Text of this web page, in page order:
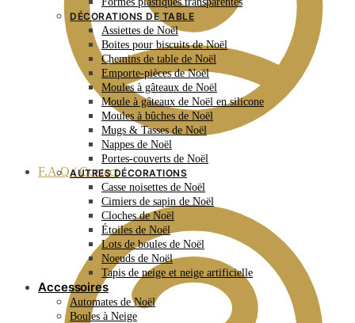
F.A.Q / Contact
DÉCORATIONS DE TABLE
Assiettes de Noël
Boites pour biscuits de Noël
Chemins de table de Noël
Emporte-pièces de Noël
Moules à gâteaux de Noël
Moule à gâteaux de Noël en silicone
Moules à bûches de Noël
Mugs & Tasses de Noël
Nappes de Noël
Portes-couverts de Noël
AUTRES DÉCORATIONS
Casse noisettes de Noël
Cimiers de sapin de Noël
Cloches de Noël
Étoiles de Noël
Lots de boules de Noël
Noeuds de Noël
Tapis de neige et neige artificielle
Accessoires
Automates de Noël
Boules à Neige